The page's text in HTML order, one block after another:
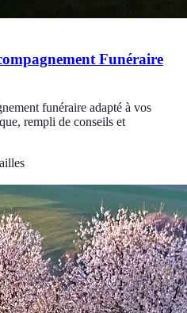
Funéraire
funéraire adapté à vos
rempli de conseils et